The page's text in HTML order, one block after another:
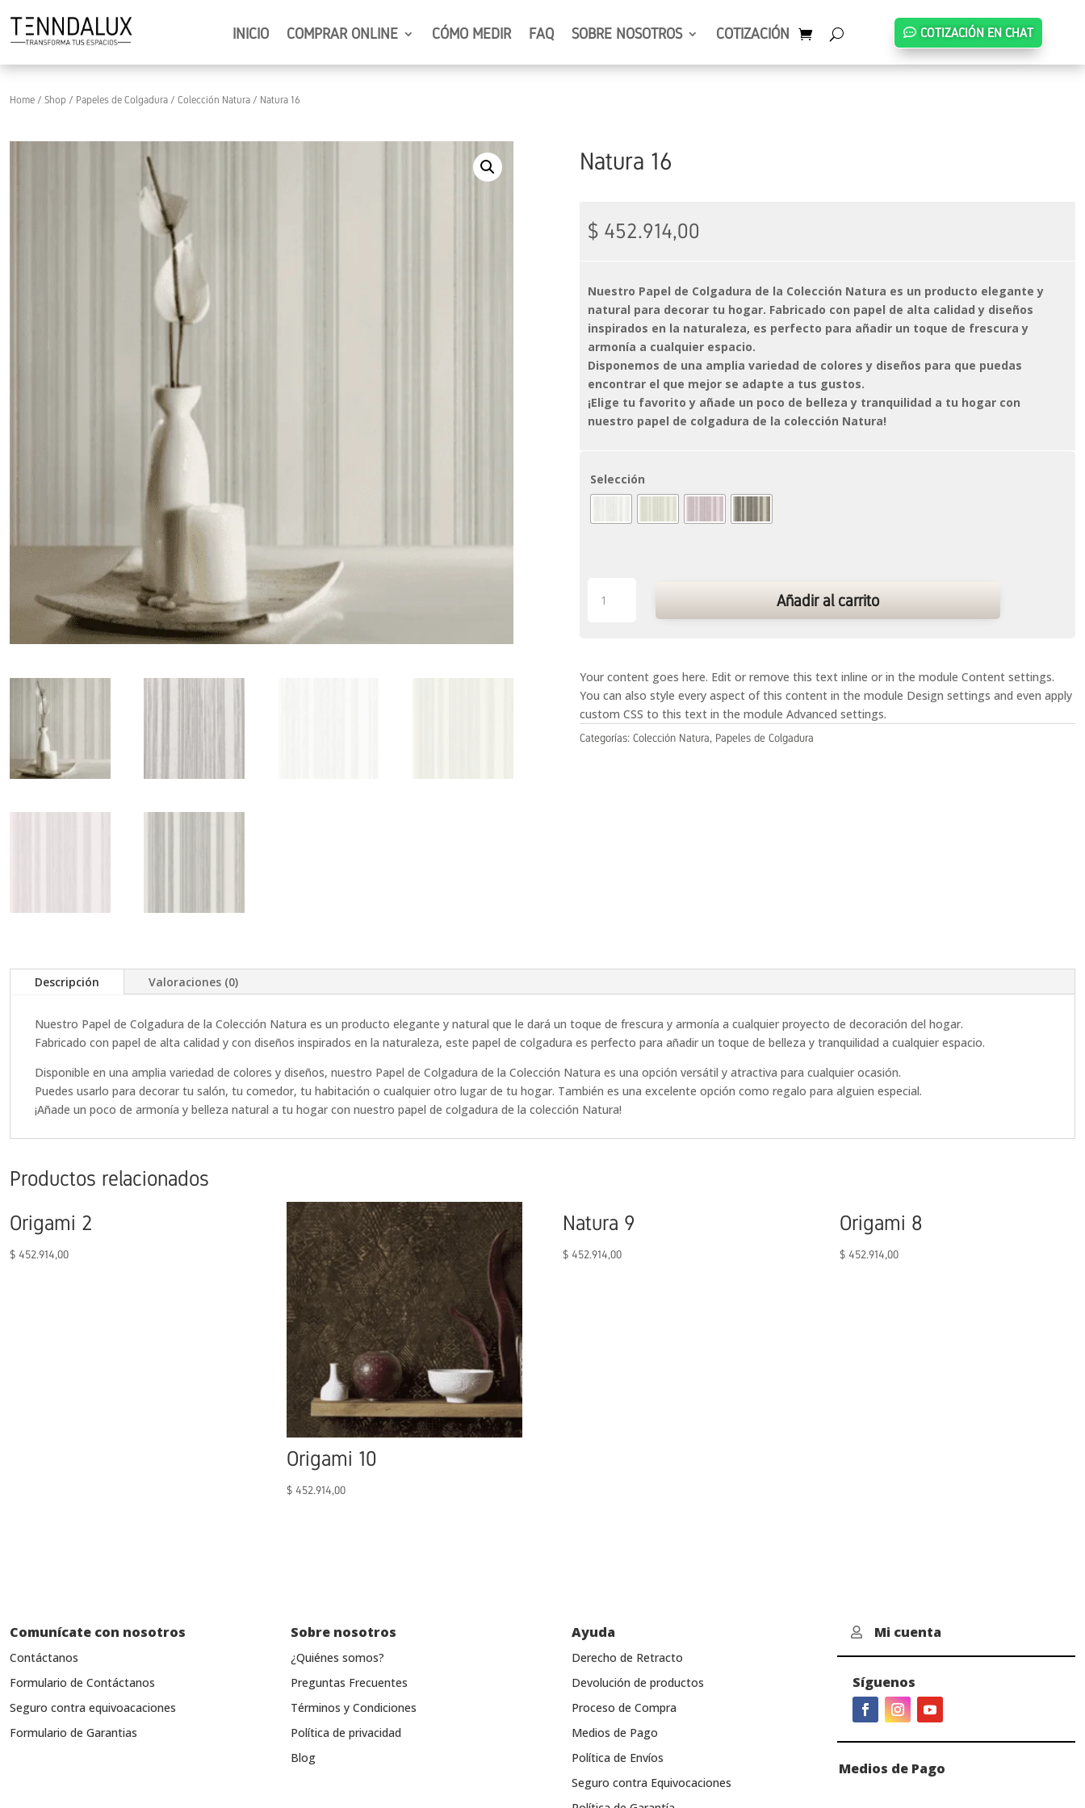
INICIO COMPRAR ONLINE CÓMO MEDIR FAQ SOBRE NOSOTROS COTIZACIÓN COTIZACIÓN EN CHAT
Home / Shop / Papeles de Colgadura / Colección Natura / Natura 16
Natura 16
$ 452.914,00
Nuestro Papel de Colgadura de la Colección Natura es un producto elegante y
natural para decorar tu hogar. Fabricado con papel de alta calidad y diseños
inspirados en la naturaleza, es perfecto para añadir un toque de frescura y
armonía a cualquier espacio.
Disponemos de una amplia variedad de colores y diseños para que puedas
encontrar el que mejor se adapte a tus gustos.
¡Elige tu favorito y añade un poco de belleza y tranquilidad a tu hogar con
nuestro papel de colgadura de la colección Natura!
Selección
Añadir al carrito
Your content goes here. Edit or remove this text inline or in the module Content settings.
You can also style every aspect of this content in the module Design settings and even apply
custom CSS to this text in the module Advanced settings.
Categorías:Colección Natura, Papeles de Colgadura
Descripción Valoraciones (0)
Nuestro Papel de Colgadura de la Colección Natura es un producto elegante y natural que le dará un toque de frescura y armonía a cualquier proyecto de decoración del hogar.
Fabricado con papel de alta calidad y con diseños inspirados en la naturaleza, este papel de colgadura es perfecto para añadir un toque de belleza y tranquilidad a cualquier espacio.
Disponible en una amplia variedad de colores y diseños, nuestro Papel de Colgadura de la Colección Natura es una opción versátil y atractiva para cualquier ocasión.
Puedes usarlo para decorar tu salón, tu comedor, tu habitación o cualquier otro lugar de tu hogar. También es una excelente opción como regalo para alguien especial.
¡Añade un poco de armonía y belleza natural a tu hogar con nuestro papel de colgadura de la colección Natura!
Productos relacionados
Origami 2
$ 452.914,00
Origami 10
$452.914,00
Natura 9
$ 452.914,00
Origami 8
$452.914,00
Comunícate con nosotros
Contáctanos
Formulario de Contáctanos
Seguro contra equivoacaciones
Formulario de Garantias
Sobre nosotros
¿Quiénes somos?
Preguntas Frecuentes
Términos y Condiciones
Política de privacidad
Blog
Ayuda
Derecho de Retracto
Devolución de productos
Proceso de Compra
Medios de Pago
Política de Envíos
Seguro contra Equivocaciones
 Mi cuenta
Síguenos
Medios de Pago